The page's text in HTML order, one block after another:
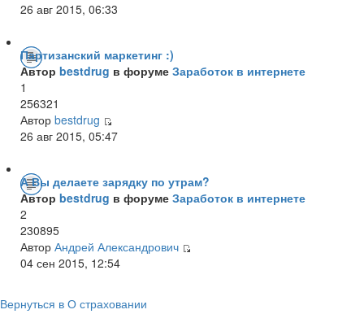
26 авг 2015, 06:33
Партизанский маркетинг :)
Автор bestdrug в форуме Заработок в интернете
1
256321
Автор bestdrug
26 авг 2015, 05:47
А Вы делаете зарядку по утрам?
Автор bestdrug в форуме Заработок в интернете
2
230895
Автор Андрей Александрович
04 сен 2015, 12:54
Вернуться в О страховании